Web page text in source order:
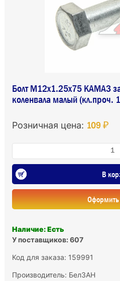
Болт М12х1.25х75 КАМАЗ
коленвала малый
Розничная цена: 109 ₽
В
Оформить
Наличие: Есть
У поставщиков: 607
Код для заказа: 159991
Производитель: БелЗАН